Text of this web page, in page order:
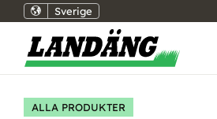
Sverige
ALLA PRODUKTER